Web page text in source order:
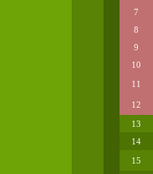
7
8
9
10
11
12
13
14
15